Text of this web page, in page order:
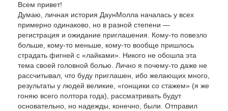
Всем привет!
Думаю, личная история ДаунМолла началась у всех
примерно одинаково, но в разной степени —
регистрация и ожидание приглашения. Кому-то повезло
больше, кому-то меньше, кому-то вообще пришлось
страдать фигней с «лайками». Никого не обошла эта
тема своей головной болью. Лично я почему-то даже не
рассчитывал, что буду приглашен, ибо желающих много,
результаты у людей великие, «гонщики со стажем» (я же
гоняю всего полтора года), рассматривать будут
основательно, но надежды, конечно, были. Отправил